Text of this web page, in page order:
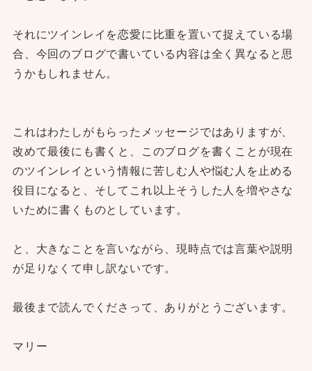
それにツインレイを恋愛に比重を置いて捉えている場
合、今回のブログで書いている内容は全く異なると思
うかもしれません。
これはわたしがもらったメッセージではありますが、
改めて最後にも書くと、このブログを書くことが現在
のツインレイという情報に苦しむ人や悩む人を止める
役目になると、そしてこれ以上そうした人を増やさな
いために書くものとしています。
と、大きなことを言いながら、現時点では言葉や説明
が足りなくて申し訳ないです。
最後まで読んでくださって、ありがとうございます。
マリー